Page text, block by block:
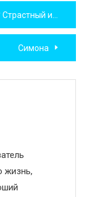
спокойный секс?
Симона
жизнь,